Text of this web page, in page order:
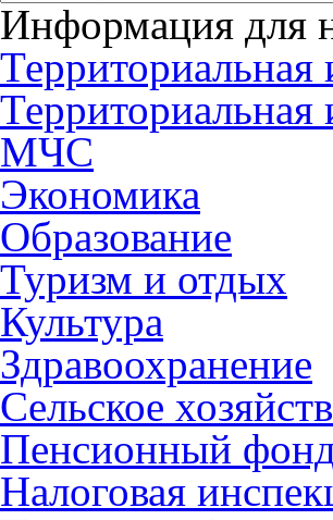
Информация для
Территориальная
Территориальная
МЧС
Экономика
Образование
Туризм и отдых
Культура
Здравоохранение
Сельское
Пенсионный
Налоговая